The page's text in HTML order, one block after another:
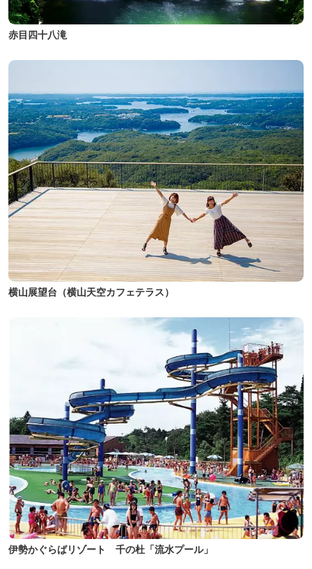
赤目四十八滝
横山展望台（横山天空カフェテラス）
伊勢かぐらばリゾート 千の杜「流水プール」